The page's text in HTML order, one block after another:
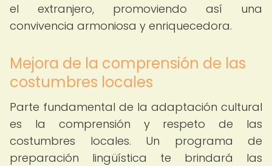
el extranjero, promoviendo así una
convivencia armoniosa y enriquecedora.
Mejora de la comprensión de las
costumbres locales
Parte fundamental de la adaptación cultural
es la comprensión y respeto de las
costumbres locales. Un programa de
preparación lingüística te brindará las